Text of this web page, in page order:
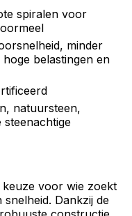
spiralen voor
minder
belastingen en
natuursteen,
steenachtige
keuze voor wie zoekt
Dankzij de